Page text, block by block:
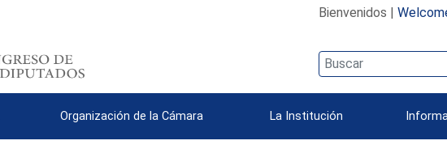
Bienvenidos |
Organización de la Cámara La Institución